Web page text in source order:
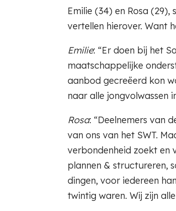
Emilie (34) en Rosa
vertellen hierover. Want
Emilie: “Er doen bij het
maatschappelijke
aanbod gecreëerd kon
naar alle jongvolwassen
Rosa: “Deelnemers van
van ons van het SWT.
verbondenheid zoekt en
plannen & structureren,
dingen, voor iedereen
twintig waren. Wij zijn